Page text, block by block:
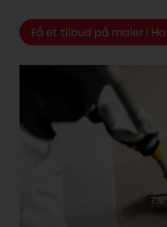
Få et tilbud på maler i